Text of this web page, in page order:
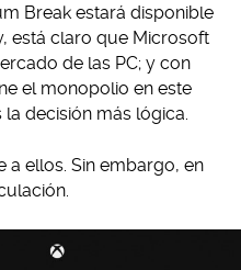
Break estará disponible
está claro que Microsoft
de las PC; y con
el monopolio en este
decisión más lógica.
a ellos. Sin embargo, en